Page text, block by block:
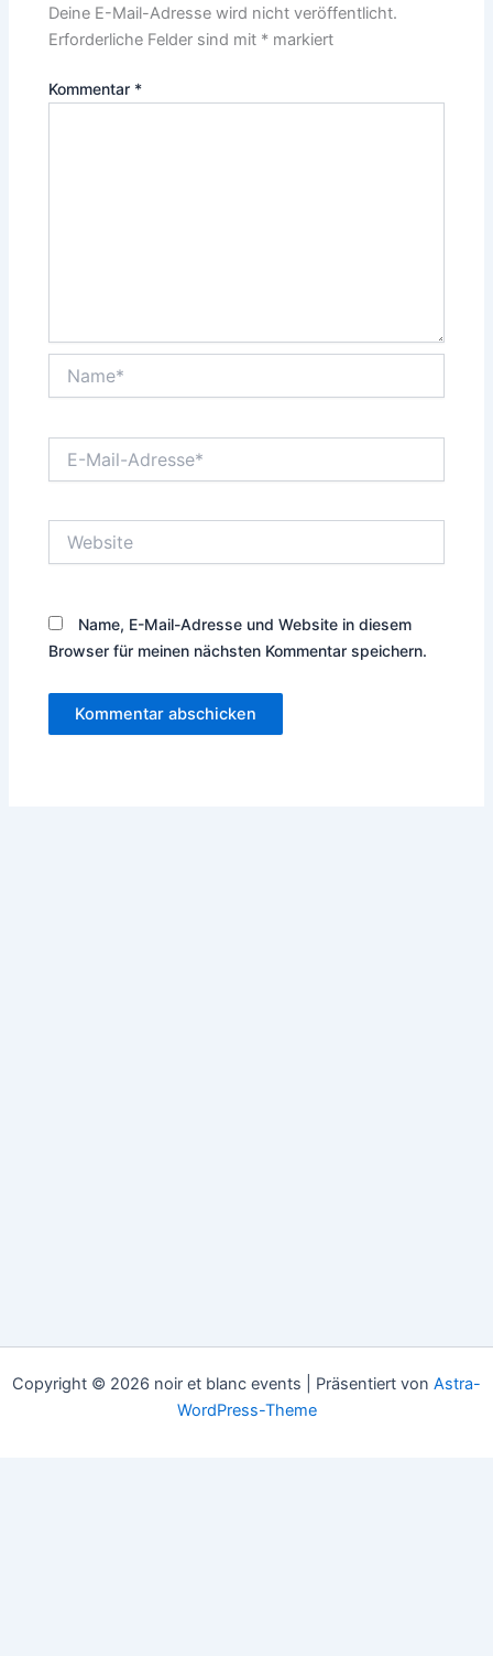
Deine E-Mail-Adresse wird nicht veröffentlicht.
Erforderliche Felder sind mit * markiert
Kommentar *
Mail-
Name, E-Mail-Adresse und Website in diesem
Browser für meinen nächsten Kommentar speichern.
Copyright © 2026 noir et blanc events | Präsentiert von Astra-
WordPress-Theme